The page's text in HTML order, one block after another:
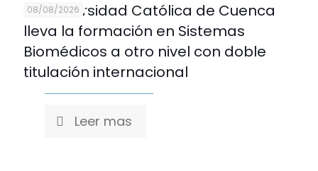
08/08/2026
La Universidad Católica de Cuenca
lleva la formación en Sistemas
Biomédicos a otro nivel con doble
titulación internacional
Leer mas